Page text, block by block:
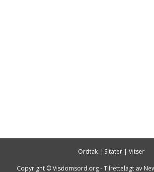
Ordtak | Sitater | Vitser
Copyright © Visdomsord.org - Tilrettelagt av